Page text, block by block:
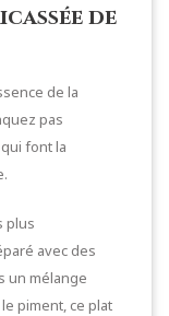
de
de la
pas
font la
plus
avec des
un mélange
piment, ce plat